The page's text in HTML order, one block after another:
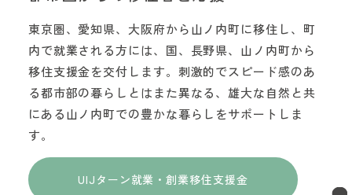
東京圏、愛知県、大阪府から山ノ内町に移住し、町
内で就業される方には、国、長野県、山ノ内町から
移住支援金を交付します。刺激的でスピード感のあ
る都市部の暮らしとはまた異なる、雄大な自然と共
にある山ノ内町での豊かな暮らしをサポートしま
す。
UIJターン就業・創業移住支援金